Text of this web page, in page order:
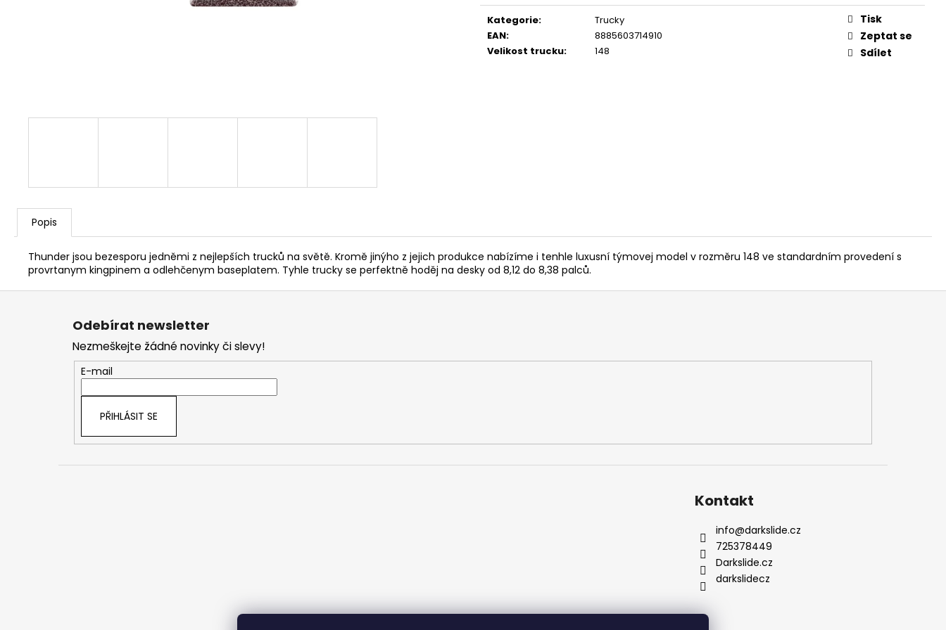
cena:
Kategorie:
Trucky
EAN:
8885603714910
Velikost trucku: 148
Tisk
Zeptat se
Sdílet
Popis
Thunder jsou bezesporu jedněmi z nejlepších trucků na světě. Kromě jinýho z jejich produkce nabízíme i tenhle luxusní týmovej model v rozměru 148 ve standardním provedení s
provrtanym kingpinem a odlehčenym baseplatem. Tyhle trucky se perfektně hoděj na desky od 8,12 do 8,38 palců.
Z
Odebírat newsletter
Nezmeškejte žádné novinky či slevy!
E-mail
PŘIHLÁSIT SE
Kontakt
info@darkslide.cz
725378449
Darkslide.cz
darkslidecz